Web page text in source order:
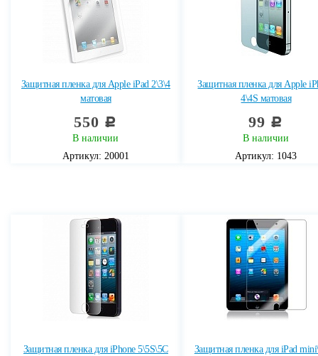
Защитная пленка для Apple iPad 2\3\4
матовая
550 c
В наличии
Артикул: 20001
Защитная пленка для Apple
4\4S матовая
99 c
В наличии
Артикул: 1043
Защитная пленка для iPhone 5\5S\5C
Защитная пленка для iPad